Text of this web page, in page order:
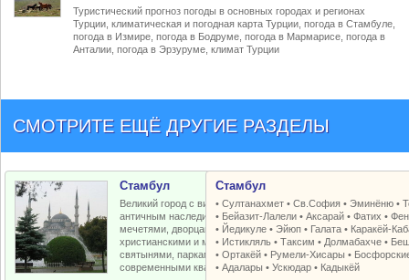
Туристический прогноз погоды в основных городах и регионах
Турции, климатическая и погодная карта Турции, погода в Стамбуле,
погода в Измире, погода в Бодруме, погода в Мармарисе, погода в
Анталии, погода в Эрзуруме, климат Турции
СМОТРИТЕ ЕЩЁ ДРУГИЕ РАЗДЕЛЫ
Стамбул
Великий город с византийским и
античным наследием, османскими
мечетями, дворцами, крепостями,
христианскими и мусульманскими
святынями, парками, старыми и
современными кварталами
Стамбул
•Султанахмет •Св.София •Эминёню •
• Бейазит-Лалели •Аксарай •Фатих •
• Йедикуле •Эйюп • Галата • Каракёй-
• Истикляль •Таксим • Долмабахче •
•Ортакёй • Румели-Xисары •
•Адалары •Ускюдар • Кадыкёй